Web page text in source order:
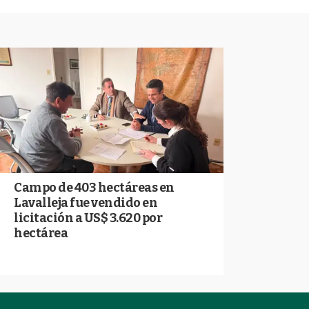
Campo de 403 hectáreas en
Lavalleja fue vendido en
licitación a US$ 3.620 por
hectárea